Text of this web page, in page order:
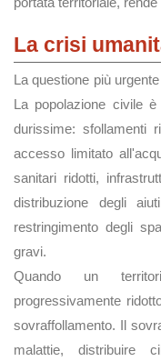
La crisi
La questione più
La popolazione civile
durissime: sfollamenti
accesso limitato
sanitari ridotti,
distribuzione degli
restringimento degli
gravi.
Quando un
progressivamente
sovraffollamento. Il
malattie, distribuire